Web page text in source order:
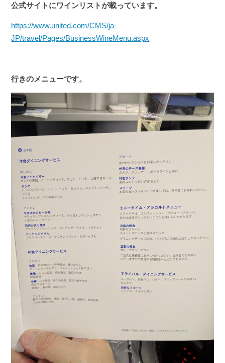
公式サイトにワインリストが載っています。
https://www.united.com/CMS/ja-
JP/travel/Pages/BusinessWineMenu.aspx
行きのメニューです。